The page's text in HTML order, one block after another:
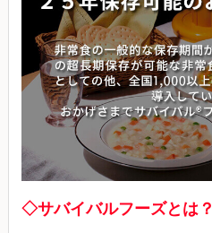
◇サバイバルフーズとは？